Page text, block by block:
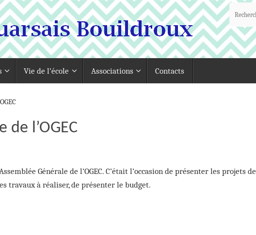
Vie de l’école Associations Contacts
de l’OGEC
Générale de l’OGEC. C’était l’occasion de présenter les projets de
travaux à réaliser, de présenter le budget.